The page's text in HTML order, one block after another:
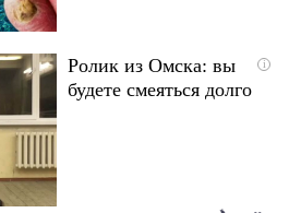
i
Ролик из Омска: вы
будете смеяться долго